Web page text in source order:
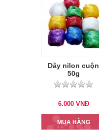
Dây nilon cuộn
50g
6.000 VNĐ
MUA HÀNG